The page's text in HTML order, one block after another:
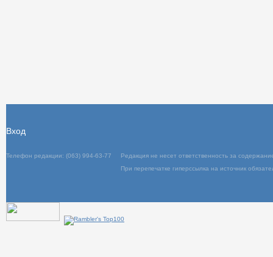
Вход
Телефон редакции: (063) 994-63-77
Редакция не несет ответственность за
При перепечатке гиперссылка на источник